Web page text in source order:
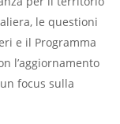
le questioni
e il Programma
l’aggiornamento
focus sulla